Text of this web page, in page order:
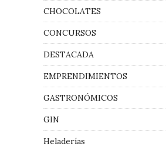
CHOCOLATES
CONCURSOS
DESTACADA
EMPRENDIMIENTOS
GASTRONÓMICOS
GIN
Heladerías